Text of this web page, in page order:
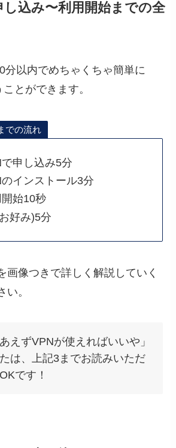
込み〜利用開始までの全
分以内でめちゃくちゃ簡単に
とができます。
での流れ
申し込み5分
インストール3分
始10秒
好み)5分
画像つきで詳しく解説していく
い。
あえずVPNが使えればいいや」
は、上記3までお読みいただ
です！